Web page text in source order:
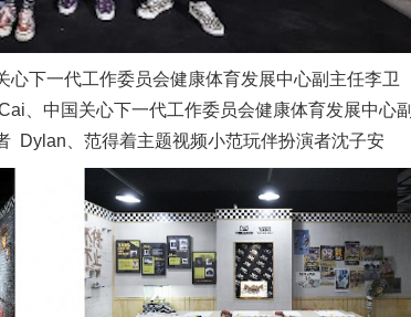
心下一代工作委员会健康体育发展中心副主任李卫
、中国关心下一代工作委员会健康体育发展中心副
Dylan、范得着主题视频小范玩伴扮演者沈子安